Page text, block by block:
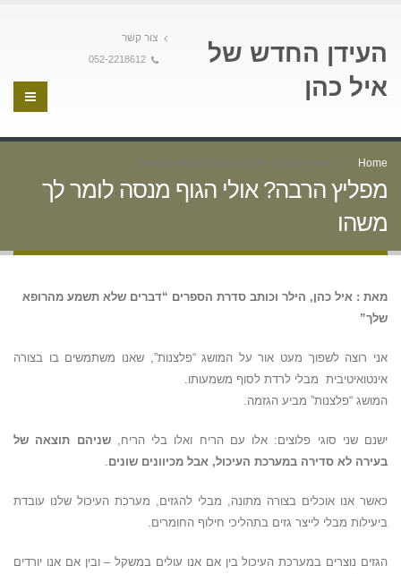
העידן החדש של
איל כהן
צור קשר
052-2218612
Home מפליץ הרבה? אולי הגוף מנסה לומר לך משהו
מפליץ הרבה? אולי הגוף מנסה לומר לך
משהו
מאת : איל כהן, הילר וכותב סדרת הספרים “דברים שלא תשמע מהרופא
שלך”
אני רוצה לשפוך מעט אור על המושג “פלצנות”, שאנו משתמשים בו בצורה
אינטואיטיבית מבלי לרדת לסוף משמעותו.
המושג “פלצנות” מביע הגזמה.
ישנם שני סוגי פלוצים: אלו עם הריח ואלו בלי הריח,שניהם תוצאה של
בעירה לא סדירה במערכת העיכול, אבל מכיוונים שונים.
כאשר אנו אוכלים בצורה מתונה, מבלי להגזים, מערכת העיכול שלנו עובדת
ביעילות מבלי לייצר גזים בתהליכי חילוף החומרים.
הגזים נוצרים במערכת העיכול בין אם אנו עולים במשקל – ובין אם אנו יורדים